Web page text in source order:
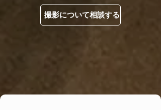
撮影について相談する